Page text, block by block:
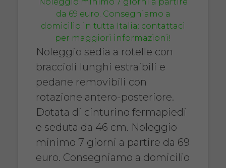
Noleggio sedia a rotelle con
braccioli lunghi estraibili e
pedane removibili con
rotazione antero-posteriore.
Dotata di cinturino fermapiedi
e seduta da 46 cm. Noleggio
minimo 7 giorni a partire da 69
euro. Consegniamo a domicilio